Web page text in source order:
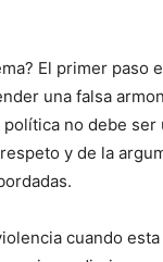
El primer paso
una falsa
no debe
y de la
cuando